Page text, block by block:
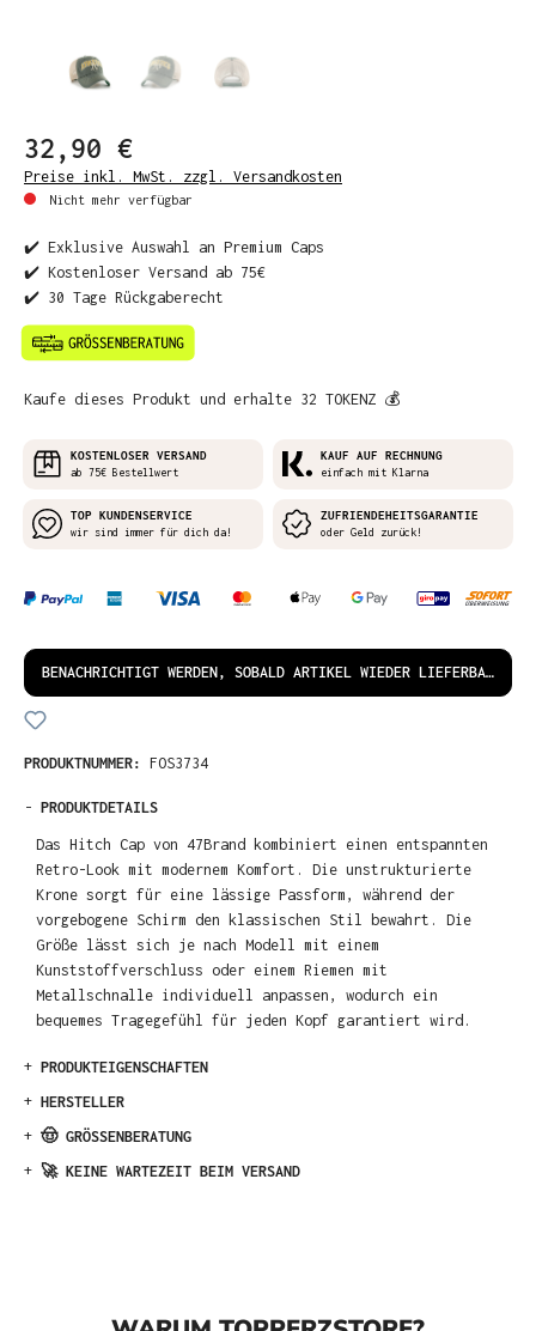
32,90 €
Preise inkl. MwSt. zzgl. Versandkosten
Nicht mehr verfügbar
✔️ Exklusive Auswahl an Premium Caps
✔️ Kostenloser Versand ab 75€
✔️ 30 Tage Rückgaberecht
Kaufe dieses Produkt und erhalte 32 TOKENZ 💰
KOSTENLOSER VERSAND
ab 75€ Bestellwert
KAUF AUF RECHNUNG
einfach mit Klarna
TOP KUNDENSERVICE
wir sind immer für dich da!
ZUFRIENDEHEITSGARANTIE
oder Geld zurück!
BENACHRICHTIGT WERDEN, SOBALD ARTIKEL WIEDER LIEFERBAR IST!
PRODUKTNUMMER: FOS3734
- PRODUKTDETAILS
Das Hitch Cap von 47Brand kombiniert einen entspannten
Retro-Look mit modernem Komfort. Die unstrukturierte
Krone sorgt für eine lässige Passform, während der
vorgebogene Schirm den klassischen Stil bewahrt. Die
Größe lässt sich je nach Modell mit einem
Kunststoffverschluss oder einem Riemen mit
Metallschnalle individuell anpassen, wodurch ein
bequemes Tragegefühl für jeden Kopf garantiert wird.
+ PRODUKTEIGENSCHAFTEN
+ HERSTELLER
+ 🤠 GRÖSSENBERATUNG
+ 🚀 KEINE WARTEZEIT BEIM VERSAND